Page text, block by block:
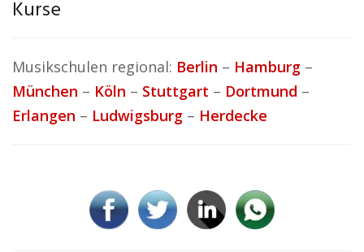
Kurse
Musikschulen regional: Berlin – Hamburg –
München – Köln – Stuttgart – Dortmund –
Erlangen – Ludwigsburg – Herdecke